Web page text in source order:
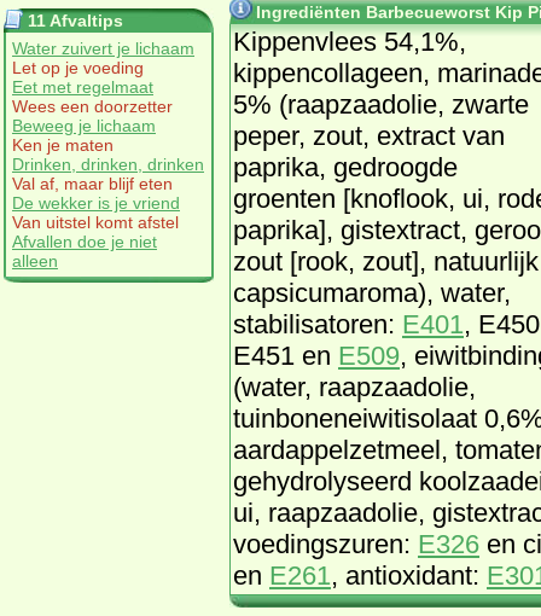
11 Afvaltips
Water zuivert je lichaam
Let op je voeding
Eet met regelmaat
Wees een doorzetter
Beweeg je lichaam
Ken je maten
Drinken, drinken, drinken
Val af, maar blijf eten
De wekker is je vriend
Van uitstel komt afstel
Afvallen doe je niet
alleen
Ingrediënten Barbecueworst Kip
Kippenvlees 54,1%,
kippencollageen,
5% (raapzaadolie, zwarte
peper, zout, extract van
paprika, gedroogde
groenten [knoflook, ui,
paprika], gistextract,
zout [rook, zout], natuurlijk
capsicumaroma), water,
stabilisatoren: E401,
E451 en E509,
(water, raapzaadolie,
tuinboneneiwitisolaat
aardappelzetmeel,
gehydrolyseerd
ui, raapzaadolie,
voedingszuren: E326 en
en E261, antioxidant: